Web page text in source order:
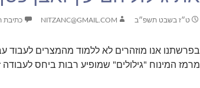
ט״ז בשבט תשפ״ב NITZANC@GMAIL.COM כתיבת
בפרשתנו אנו מוזהרים לא ללמוד מהמצרים לעבוד
מרמז המינוח "גילולים" שמופיע רבות ביחס לעבודה